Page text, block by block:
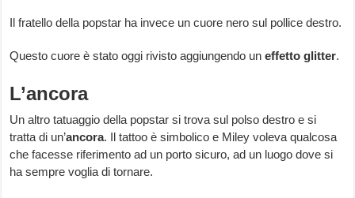
Il fratello della popstar ha invece un cuore nero sul pollice destro.
Questo cuore è stato oggi rivisto aggiungendo uneffetto glitter.
L’ancora
Un altro tatuaggio della popstar si trova sul polso destro e si
tratta di un’ancora. Il tattoo è simbolico e Miley voleva qualcosa
che facesse riferimento ad un porto sicuro, ad un luogo dove si
ha sempre voglia di tornare.